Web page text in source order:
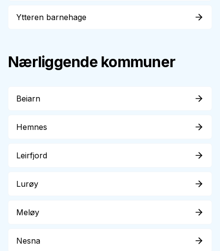
Ytteren barnehage
Nærliggende kommuner
Beiarn
Hemnes
Leirfjord
Lurøy
Meløy
Nesna